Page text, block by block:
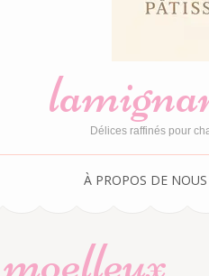
Délices raffinés pour
À PROPOS DE NOUS